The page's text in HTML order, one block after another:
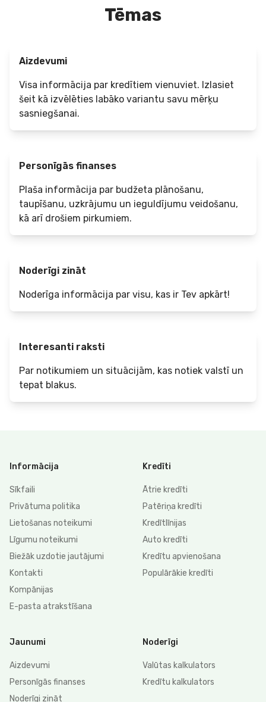
Tēmas
Aizdevumi
Visa informācija par kredītiem vienuviet. Izlasiet
šeit kā izvēlēties labāko variantu savu mērķu
sasniegšanai.
Personīgās finanses
Plaša informācija par budžeta plānošanu,
taupīšanu, uzkrājumu un ieguldījumu veidošanu,
kā arī drošiem pirkumiem.
Noderīgi zināt
Noderīga informācija par visu, kas ir Tev apkārt!
Interesanti raksti
Par notikumiem un situācijām, kas notiek valstī un
tepat blakus.
Informācija
Sīkfaili
Privātuma politika
Lietošanas noteikumi
Līgumu noteikumi
Biežāk uzdotie jautājumi
Kontakti
Kompānijas
E-pasta atrakstīšana
Kredīti
Ātrie kredīti
Patēriņa kredīti
Kredītlīnijas
Auto kredīti
Kredītu apvienošana
Populārākie kredīti
Jaunumi
Aizdevumi
Personīgās finanses
Noderīgi zināt
Noderīgi
Valūtas kalkulators
Kredītu kalkulators